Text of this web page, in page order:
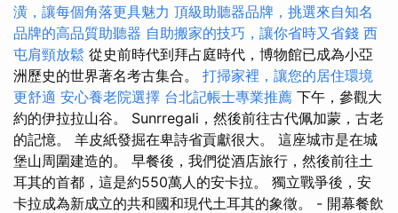
潢，讓每個角落更具魅力 頂級助聽器品牌，挑選來自知名
品牌的高品質助聽器 自助搬家的技巧，讓你省時又省錢 西
屯肩頸放鬆 從史前時代到拜占庭時代，博物館已成為小亞
洲歷史的世界著名考古集合。 打掃家裡，讓您的居住環境
更舒適 安心養老院選擇 台北記帳士專業推薦 下午，參觀大
約的伊拉拉山谷。 Sunrregali，然後前往古代佩加蒙，古老
的記憶。 羊皮紙發掘在卑詩省貢獻很大。 這座城市是在城
堡山周圍建造的。 早餐後，我們從酒店旅行，然後前往土
耳其的首都，這是約550萬人的安卡拉。 獨立戰爭後，安
卡拉成為新成立的共和國和現代土耳其的象徵。 - 開幕餐飲